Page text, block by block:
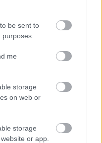
be sent to
me
storage
on web or
storage
or app.
büntetést kapott
2026.08.04.